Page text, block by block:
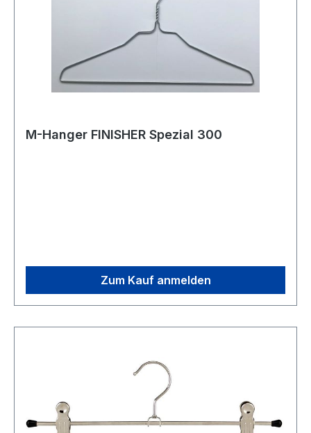
M-Hanger FINISHER Spezial 300
Zum Kauf anmelden